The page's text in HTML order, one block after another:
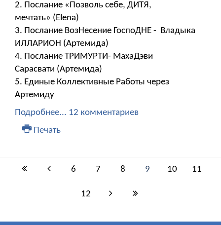
2. Послание «Позволь себе, ДИТЯ,
мечтать» (Elena)
3. Послание ВозНесение ГоспоДНЕ - Владыка
ИЛЛАРИОН (Артемида)
4. Послание ТРИМУРТИ- МахаДэви
Сарасвати (Артемида)
5. Единые Коллективные Работы через
Артемиду
Подробнее... 12 комментариев
Печать
6 7 8 9 10 11
12